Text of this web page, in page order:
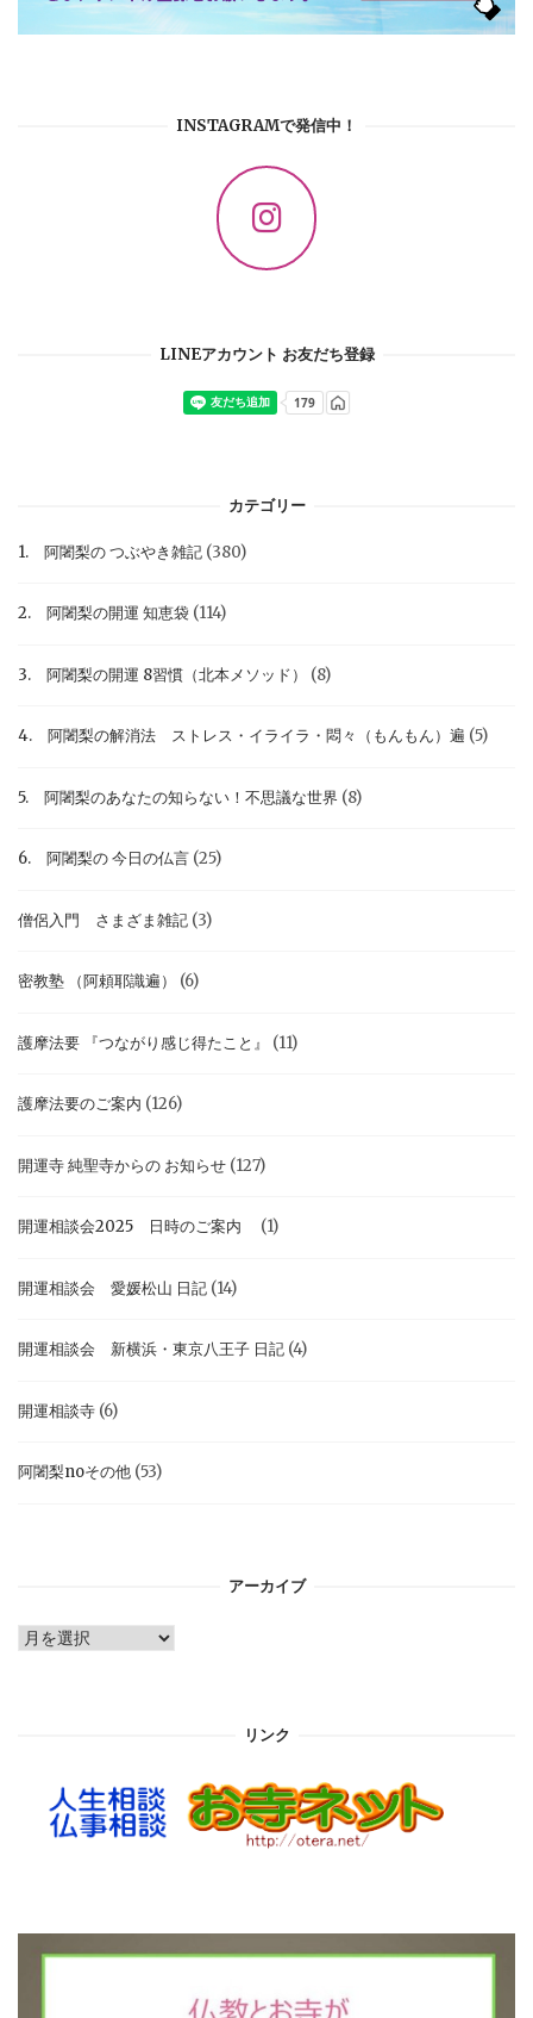
INSTAGRAMで発信中！
LINEアカウント お友だち登録
カテゴリー
1. 阿闍梨の つぶやき雑記 (380)
2. 阿闍梨の開運 知恵袋 (114)
3. 阿闍梨の開運 8習慣（北本メソッド） (8)
4. 阿闍梨の解消法 ストレス・イライラ・悶々（もんもん）遍 (5)
5. 阿闍梨のあなたの知らない！不思議な世界 (8)
6. 阿闍梨の 今日の仏言 (25)
僧侶入門 さまざま雑記 (3)
密教塾 （阿頼耶識遍） (6)
護摩法要 『つながり感じ得たこと』 (11)
護摩法要のご案内 (126)
開運寺 純聖寺からの お知らせ (127)
開運相談会2025 日時のご案内 (1)
開運相談会 愛媛松山 日記 (14)
開運相談会 新横浜・東京八王子 日記 (4)
開運相談寺 (6)
阿闍梨noその他 (53)
アーカイブ
ア
リンク